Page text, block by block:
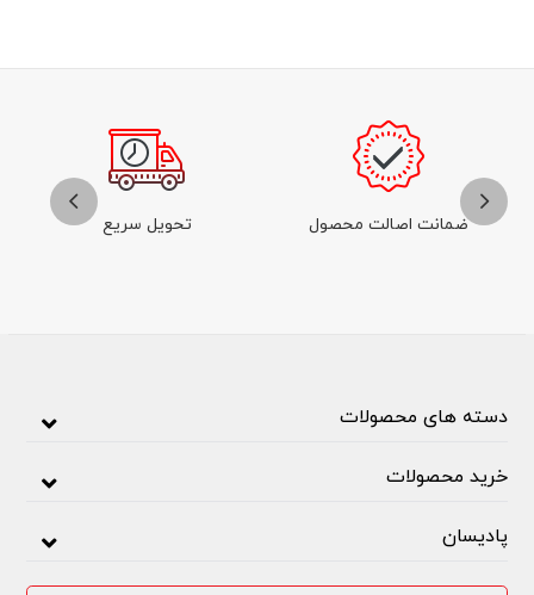
ضمانت اصالت محصول تحویل سریع
دسته های محصولات
خرید محصولات
پادیسان